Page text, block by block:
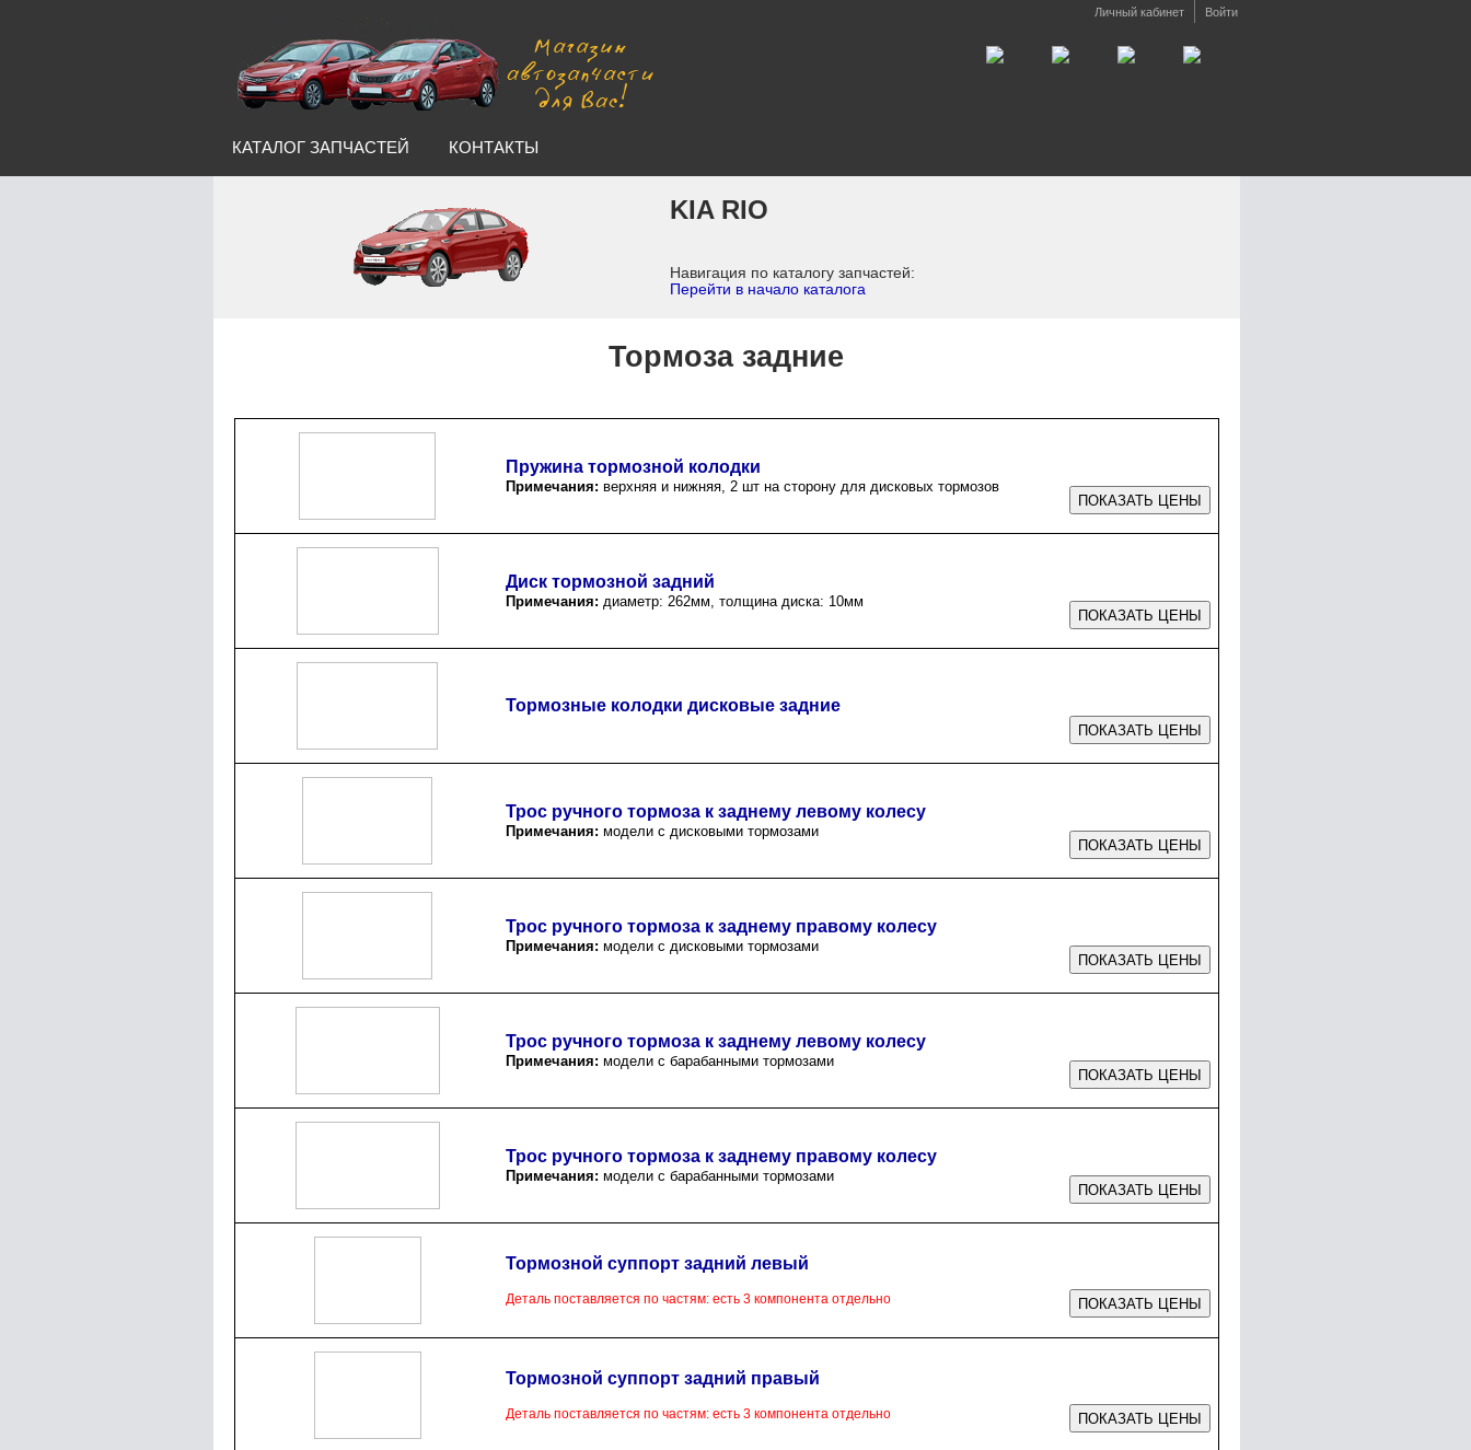
Личный кабинет Войти
КАТАЛОГ ЗАПЧАСТЕЙ КОНТАКТЫ
KIA RIO
Навигация по каталогу запчастей:
Перейти в начало каталога
Тормоза задние
Пружина тормозной колодки
Примечания: верхняя и нижняя, 2 шт на сторону для дисковых тормозов
Диск тормозной задний
Примечания: диаметр: 262мм, толщина диска: 10мм
Тормозные колодки дисковые задние
Трос ручного тормоза к заднему левому колесу
Примечания: модели с дисковыми тормозами
Трос ручного тормоза к заднему правому колесу
Примечания: модели с дисковыми тормозами
Трос ручного тормоза к заднему левому колесу
Примечания: модели с барабанными тормозами
Трос ручного тормоза к заднему правому колесу
Примечания: модели с барабанными тормозами
Тормозной суппорт задний левый
Деталь поставляется по частям: есть 3 компонента отдельно
Тормозной суппорт задний правый
Деталь поставляется по частям: есть 3 компонента отдельно